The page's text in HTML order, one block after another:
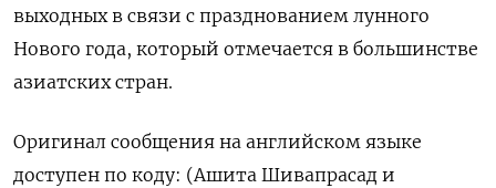
выходных в связи с празднованием лунного
Нового года, который отмечается в большинстве
азиатских стран.
Оригинал сообщения на английском языке
доступен по коду: (Ашита Шивапрасад и